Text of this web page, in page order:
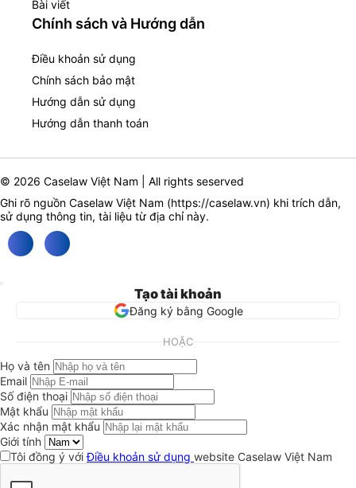
Bài viết
Chính sách và Hướng dẫn
Điều khoản sử dụng
Chính sách bảo mật
Hướng dẫn sử dụng
Hướng dẫn thanh toán
© 2026 Caselaw Việt Nam | All rights seserved
Ghi rõ nguồn Caselaw Việt Nam (https://caselaw.vn) khi trích dẫn,
sử dụng thông tin, tài liệu từ địa chỉ này.
Tạo tài khoản
Đăng ký bằng Google
HOẶC
Họ và tên
Email
Số điện thoại
Mật khẩu
Xác nhận mật khẩu
Giới tính
Tôi đồng ý vớiĐiều khoản sử dụng website Caselaw Việt Nam